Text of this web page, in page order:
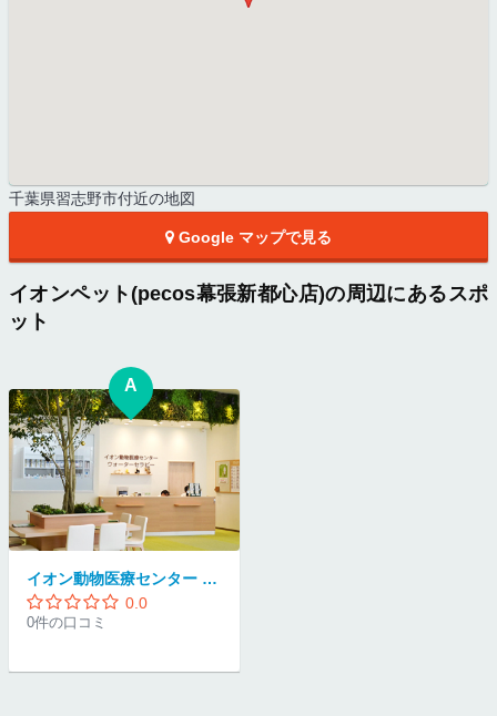
千葉県習志野市付近の地図
Google マップで見る
イオンペット(pecos幕張新都心店)の周辺にあるスポ
ット
A
イオン動物医療センター 幕張新都心 / イオン動物病院 夜間救急センター
0.0
0件の口コミ